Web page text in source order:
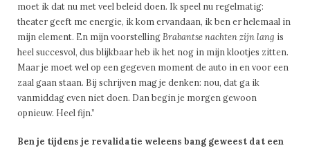
moet ik dat nu met veel beleid doen. Ik speel nu regelmatig:
theater geeft me energie, ik kom ervandaan, ik ben er helemaal in
mijn element. En mijn voorstelling Brabantse nachten zijn lang is
heel succesvol, dus blijkbaar heb ik het nog in mijn klootjes zitten.
Maar je moet wel op een gegeven moment de auto in en voor een
zaal gaan staan. Bij schrijven mag je denken: nou, dat ga ik
vanmiddag even niet doen. Dan begin je morgen gewoon
opnieuw. Heel fijn.”
Ben je tijdens je revalidatie weleens bang geweest dat een